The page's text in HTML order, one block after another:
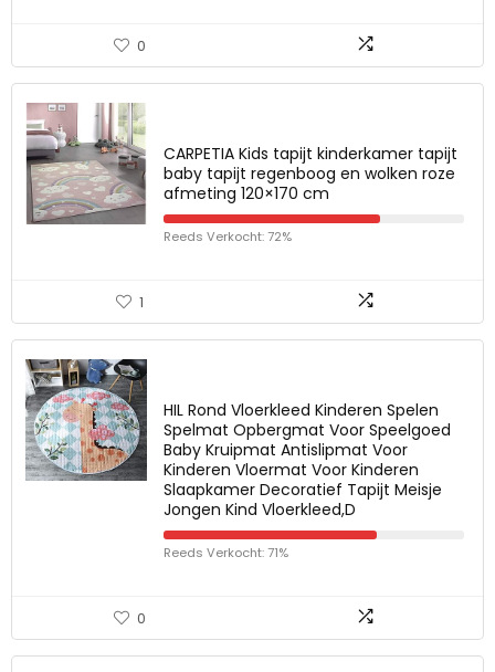
0
CARPETIA Kids tapijt kinderkamer tapijt
baby tapijt regenboog en wolken roze
afmeting 120×170 cm
Reeds Verkocht: 72%
1
HIL Rond Vloerkleed Kinderen Spelen
Spelmat Opbergmat Voor Speelgoed
Baby Kruipmat Antislipmat Voor
Kinderen Vloermat Voor Kinderen
Slaapkamer Decoratief Tapijt Meisje
Jongen Kind Vloerkleed,D
Reeds Verkocht: 71%
0